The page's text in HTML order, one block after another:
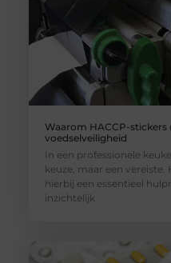
Waarom HACCP-
voedselveiligheid
In een professionele
keuze, maar een
hierbij een essentieel
inzichtelijk